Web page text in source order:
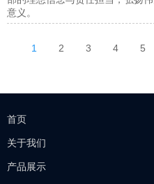
意义。
1 2 3 4 5
首页
关于我们
产品展示